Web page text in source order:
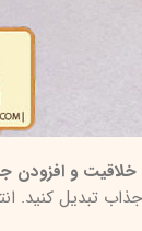
و
جذاب تبدیل